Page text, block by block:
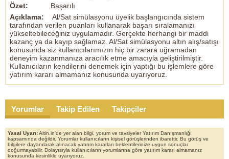
Özet:
Başarılı
Açıklama:
Al/Sat simülasyonu üyelik başlangıcında sistem
tarafından verilen puanları kullanarak başarı sıralamanızı
yükseltebileceğiniz uygulamadır. Gerçekte herhangi bir maddi
kazanç ya da kayıp sağlamaz. Al/Sat simülasyonu altın alış/satışı
konusunda siz kullanıcılarımızın hiç bir zarara uğramadan
deneyim kazanmanıza aracılık etme amacıyla geliştirilmiştir.
Kullanıcıların kendilerini denemek için yaptığı bu işlemlere göre
yatırım kararı almamanız konusunda uyarıyoruz.
Yorumlar Takip Edilen Takipçiler
Yasal Uyarı:Altin.in'de yer alan bilgi, yorum ve tavsiyeler Yatırım Danışmanlığı
kapsamında değildir. Yorumlar kullanıcıların kişisel görüşlerinden ibarettir. Bu görüş ve
bilgilere dayanılarak alınacak yatırım kararları beklentilerinize uygun sonuçlar
doğurmayabilir. Dolayısıyla kullanıcıların yorumlarına göre yatırım kararı almamanız
konusunda kesinlikle uyarıyoruz.